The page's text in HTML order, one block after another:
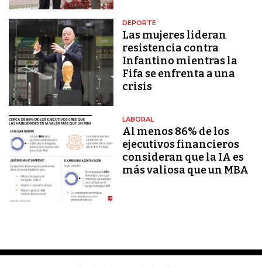
DEPORTE
Las mujeres lideran
resistencia contra
Infantino mientras la
Fifa se enfrenta a una
crisis
LABORAL
Al menos 86% de los
ejecutivos financieros
consideran que la IA es
más valiosa que un MBA